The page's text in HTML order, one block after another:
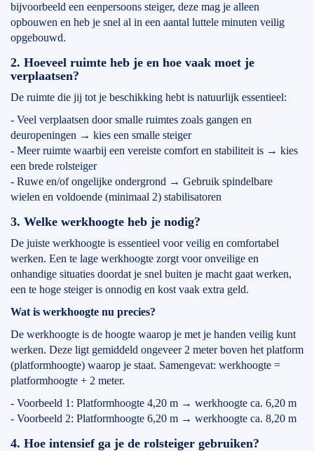
bijvoorbeeld een eenpersoons steiger, deze mag je alleen
opbouwen en heb je snel al in een aantal luttele minuten veilig
opgebouwd.
2. Hoeveel ruimte heb je en hoe vaak moet je
verplaatsen?
De ruimte die jij tot je beschikking hebt is natuurlijk essentieel:
- Veel verplaatsen door smalle ruimtes zoals gangen en
deuropeningen → kies een smalle steiger
- Meer ruimte waarbij een vereiste comfort en stabiliteit is → kies
een brede rolsteiger
- Ruwe en/of ongelijke ondergrond → Gebruik spindelbare
wielen en voldoende (minimaal 2) stabilisatoren
3. Welke werkhoogte heb je nodig?
De juiste werkhoogte is essentieel voor veilig en comfortabel
werken. Een te lage werkhoogte zorgt voor onveilige en
onhandige situaties doordat je snel buiten je macht gaat werken,
een te hoge steiger is onnodig en kost vaak extra geld.
Wat is werkhoogte nu precies?
De werkhoogte is de hoogte waarop je met je handen veilig kunt
werken. Deze ligt gemiddeld ongeveer 2 meter boven het platform
(platformhoogte) waarop je staat. Samengevat: werkhoogte =
platformhoogte + 2 meter.
- Voorbeeld 1: Platformhoogte 4,20 m → werkhoogte ca. 6,20 m
- Voorbeeld 2: Platformhoogte 6,20 m → werkhoogte ca. 8,20 m
4. Hoe intensief ga je de rolsteiger gebruiken?